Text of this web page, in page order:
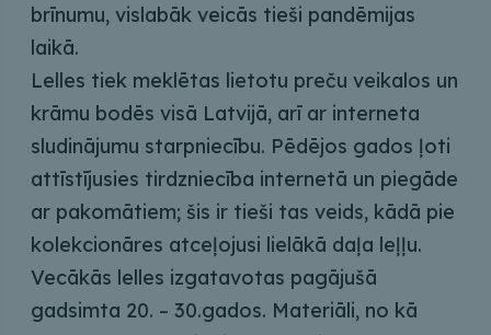
brīnumu, vislabāk veicās tieši pandēmijas
laikā.
Lelles tiek meklētas lietotu preču veikalos un
krāmu bodēs visā Latvijā, arī ar interneta
sludinājumu starpniecību. Pēdējos gados ļoti
attīstījusies tirdzniecība internetā un piegāde
ar pakomātiem; šis ir tieši tas veids, kādā pie
kolekcionāres atceļojusi lielākā daļa leļļu.
Vecākās lelles izgatavotas pagājušā
gadsimta 20. – 30.gados. Materiāli, no kā